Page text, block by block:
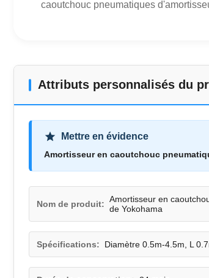
caoutchouc pneumatiques
Attributs personnalisés du
Mettre en évidence
Amortisseur en caoutchouc
Nom de produit: Amortisseur en
de Yokohama
Spécifications: Diamètre 0.5m-4.5m, L